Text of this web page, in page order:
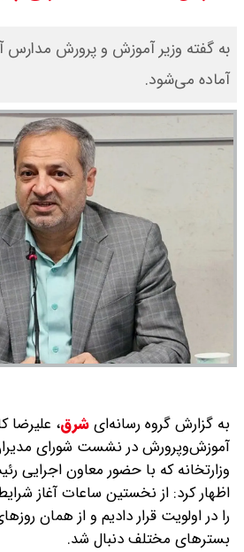
کوین چند؟ +
قیمت طلای
جدول
به گفته وزیر آموزش و پرورش مدارس
آماده می‌شود.
به گزارش گروه رسانه‌ایشرق، علیرضا
آموزش‌وپرورش در نشست شورای
وزارتخانه که با حضور معاون اجرایی
اظهار کرد: از نخستین ساعات آغاز
را در اولویت قرار دادیم و از همان
بسترهای مختلف دنبال شد.